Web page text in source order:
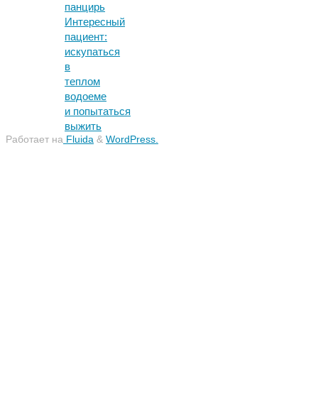
панцирь
Интересный
пациент:
искупаться
в
теплом
водоеме
и попытаться
выжить
Работает на Fluida & WordPress.